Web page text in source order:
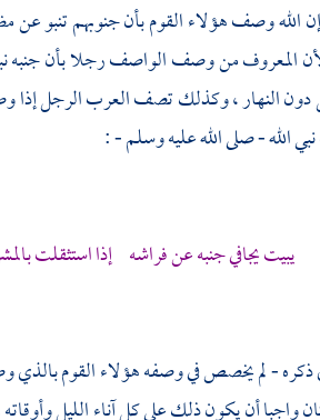
وصف هؤلاء القوم بأن جنوبهم تنبو عن
المعروف من وصف الواصف رجلا بأن جنبه
دون النهار ، وكذلك تصف العرب الرجل
الله - صلى الله عليه وسلم - :
يبيت يجافي جنبه عن فراشه إذا استثقلت
ذكره - لم يخصص في وصفه هؤلاء القوم